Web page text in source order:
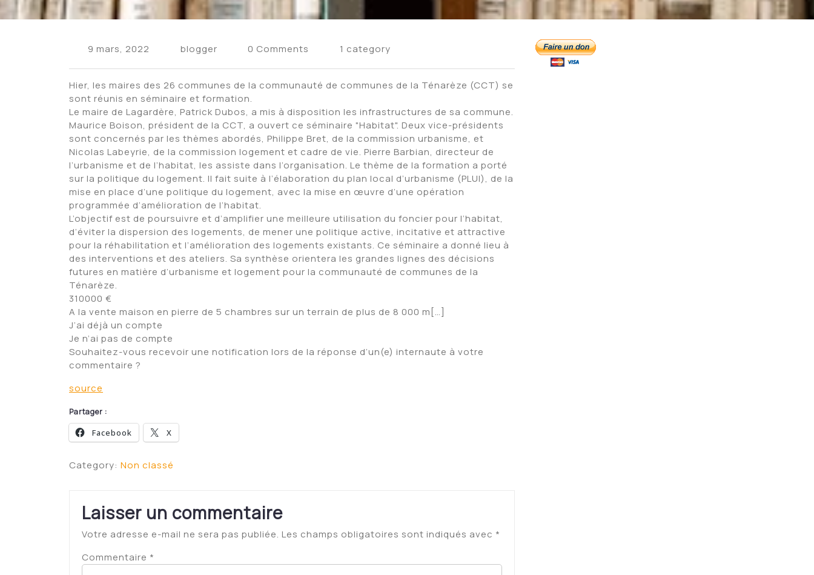
9 mars, 2022 blogger 0 Comments 1 category
Hier, les maires des 26 communes de la communauté de communes de la Ténarèze (CCT) se
sont réunis en séminaire et formation.
Le maire de Lagardère, Patrick Dubos, a mis à disposition les infrastructures de sa commune.
Maurice Boison, président de la CCT, a ouvert ce séminaire "Habitat". Deux vice-présidents
sont concernés par les thèmes abordés, Philippe Bret, de la commission urbanisme, et
Nicolas Labeyrie, de la commission logement et cadre de vie. Pierre Barbian, directeur de
l’urbanisme et de l’habitat, les assiste dans l’organisation. Le thème de la formation a porté
sur la politique du logement. Il fait suite à l’élaboration du plan local d’urbanisme (PLUI), de la
mise en place d’une politique du logement, avec la mise en œuvre d’une opération
programmée d’amélioration de l’habitat.
L’objectif est de poursuivre et d’amplifier une meilleure utilisation du foncier pour l’habitat,
d’éviter la dispersion des logements, de mener une politique active, incitative et attractive
pour la réhabilitation et l’amélioration des logements existants. Ce séminaire a donné lieu à
des interventions et des ateliers. Sa synthèse orientera les grandes lignes des décisions
futures en matière d’urbanisme et logement pour la communauté de communes de la
Ténarèze.
310000 €
A la vente maison en pierre de 5 chambres sur un terrain de plus de 8 000 m[…]
J’ai déjà un compte
Je n’ai pas de compte
Souhaitez-vous recevoir une notification lors de la réponse d’un(e) internaute à votre
commentaire ?
source
Partager :
Facebook X
Category: Non classé
Laisser un commentaire
Votre adresse e-mail ne sera pas publiée. Les champs obligatoires sont indiqués avec *
Commentaire *